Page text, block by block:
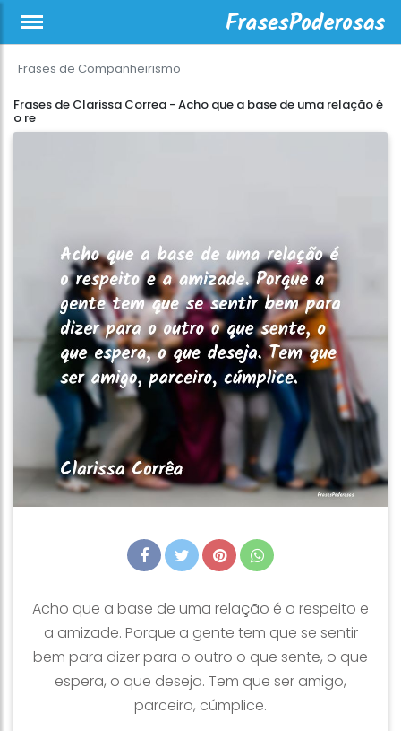
Frases de Companheirismo
Frases de Clarissa Correa - Acho que a base de uma relação é
o re
Acho que a base de uma relação é o respeito e
a amizade. Porque a gente tem que se sentir
bem para dizer para o outro o que sente, o que
espera, o que deseja. Tem que ser amigo,
parceiro, cúmplice.